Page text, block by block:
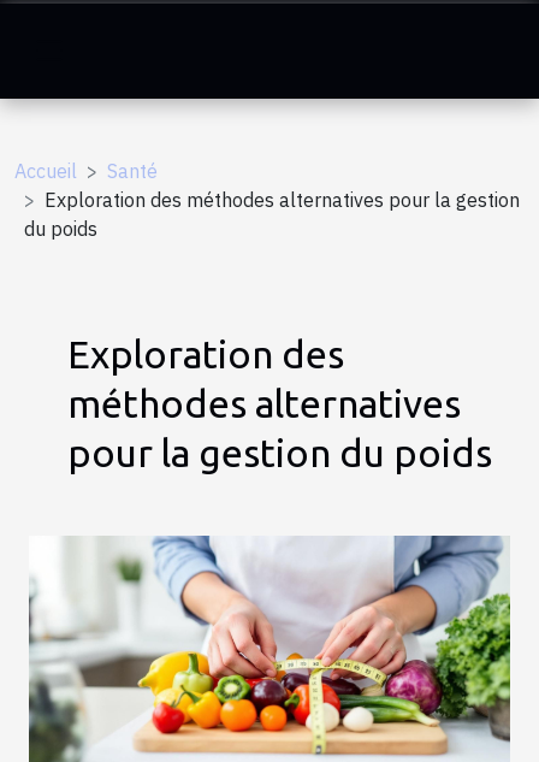
Accueil
Santé
Exploration des méthodes alternatives pour la gestion
du poids
Exploration des
méthodes alternatives
pour la gestion du poids